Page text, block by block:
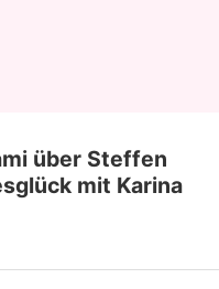
über Steffen
mit Karina